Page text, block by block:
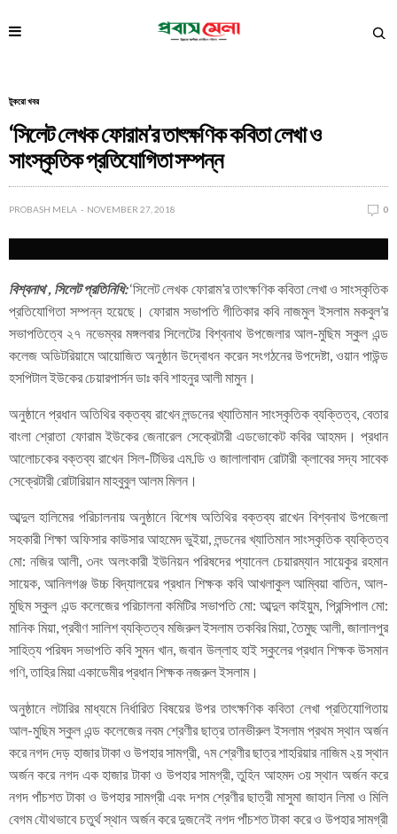
টুকরো খবর
‘সিলেট লেখক ফোরাম’র তাৎক্ষণিক কবিতা লেখা ও
সাংস্কৃতিক প্রতিযোগিতা সম্পন্ন
PROBASH MELA NOVEMBER 27, 2018 0
বিশ্বনাথ , সিলেট প্রতিনিধি:‘সিলেট লেখক ফোরাম’র তাৎক্ষণিক কবিতা লেখা ও সাংস্কৃতিক
প্রতিযোগিতা সম্পন্ন হয়েছে। ফোরাম সভাপতি গীতিকার কবি নাজমুল ইসলাম মকবুল’র
সভাপতিত্বে ২৭ নভেম্বর মঙ্গলবার সিলেটের বিশ্বনাথ উপজেলার আল-মুছিম স্কুল এন্ড
কলেজ অডিটরিয়ামে আয়োজিত অনুষ্ঠান উদ্বোধন করেন সংগঠনের উপদেষ্টা, ওয়ান পাউন্ড
হসপিটাল ইউকের চেয়ারপার্সন ডাঃ কবি শাহনুর আলী মামুন।
অনুষ্ঠানে প্রধান অতিথির বক্তব্য রাখেন লন্ডনের খ্যাতিমান সাংস্কৃতিক ব্যক্তিত্ব, বেতার
বাংলা শ্রোতা ফোরাম ইউকের জেনারেল সেক্রেটারী এডভোকেট কবির আহমদ। প্রধান
আলোচকের বক্তব্য রাখেন সিল-টিভির এম.ডি ও জালালাবাদ রোটারী ক্লাবের সদ্য সাবেক
সেক্রেটারী রোটারিয়ান মাহবুবুল আলম মিলন।
আব্দুল হালিমের পরিচালনায় অনুষ্ঠানে বিশেষ অতিথির বক্তব্য রাখেন বিশ্বনাথ উপজেলা
সহকারী শিক্ষা অফিসার কাউসার আহমেদ ভুইয়া, লন্ডনের খ্যাতিমান সাংস্কৃতিক ব্যক্তিত্ব
মো: নজির আলী, ৩নং অলংকারী ইউনিয়ন পরিষদের প্যানেল চেয়ারম্যান সায়েকুর রহমান
সায়েক, আনিলগঞ্জ উচ্চ বিদ্যালয়ের প্রধান শিক্ষক কবি আখলাকুল আম্বিয়া বাতিন, আল-
মুছিম স্কুল এন্ড কলেজের পরিচালনা কমিটির সভাপতি মো: আব্দুল কাইয়ুম, প্রিন্সিপাল মো:
মানিক মিয়া, প্রবীণ সালিশ ব্যক্তিত্ব মজিরুল ইসলাম তকবির মিয়া, তৈমুছ আলী, জালালপুর
সাহিত্য পরিষদ সভাপতি কবি সুমন খান, জবান উল্লাহ হাই স্কুলের প্রধান শিক্ষক উসমান
গণি, তাহির মিয়া একাডেমীর প্রধান শিক্ষক নজরুল ইসলাম।
অনুষ্ঠানে লটারির মাধ্যমে নির্ধারিত বিষয়ের উপর তাৎক্ষণিক কবিতা লেখা প্রতিযোগিতায়
আল-মুছিম স্কুল এন্ড কলেজের নবম শ্রেণীর ছাত্র তানভীরুল ইসলাম প্রথম স্থান অর্জন
করে নগদ দেড় হাজার টাকা ও উপহার সামগ্রী, ৭ম শ্রেণীর ছাত্র শাহরিয়ার নাজিম ২য় স্থান
অর্জন করে নগদ এক হাজার টাকা ও উপহার সামগ্রী, তুহিন আহমদ ৩য় স্থান অর্জন করে
নগদ পাঁচশত টাকা ও উপহার সামগ্রী এবং দশম শ্রেণীর ছাত্রী মাসুমা জাহান লিমা ও মিলি
বেগম যৌথভাবে চতুর্থ স্থান অর্জন করে দুজনেই নগদ পাঁচশত টাকা করে ও উপহার সামগ্রী